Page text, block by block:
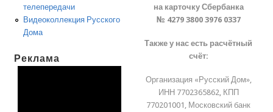
телепередачи
Видеоколлекция Русского
Дома
Реклама
на карточку Сбербанка
№ 4279 3800 3976 0337
Также у нас есть расчётный
счёт:
Организация «Русский Дом»,
ИНН 7702365862, КПП
770201001, Московский банк